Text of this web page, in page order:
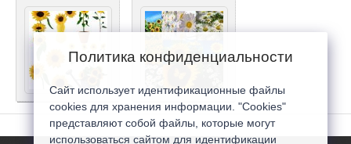
Политика конфиденциальности
Сайт использует идентификационные файлы
cookies для хранения информации. "Cookies"
представляют собой файлы, которые могут
использоваться сайтом для идентификации